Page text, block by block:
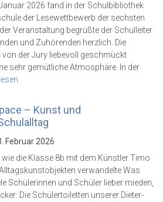
2026 fand in der Schulbibliothek
der Lesewettbewerb der sechsten
Veranstaltung begrüßte der Schulleiter
und Zuhörenden herzlich. Die
der Jury liebevoll geschmückt
sehr gemütliche Atmosphäre. In der
– Kunst und
Februar 2026
die Klasse 8b mit dem Künstler Timo
verwandelte Was
Schülerinnen und Schüler lieber mieden,
Die Schülertoiletten unserer Dieter-